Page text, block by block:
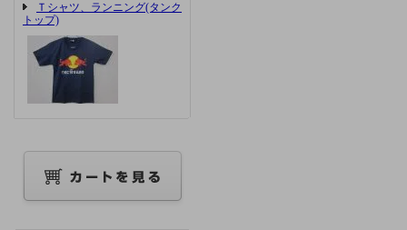
Ｔシャツ、ランニング(タンク
トップ)